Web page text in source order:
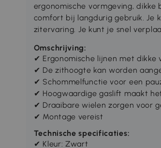
ergonomische vormgeving,
comfort bij langdurig gebruik. Je
zitervaring. Je kunt je snel
Omschrijving:
✔ Ergonomische lijnen met
✔ De zithoogte kan worden
✔ Schommelfunctie voor een
✔ Hoogwaardige gaslift maakt
✔ Draaibare wielen zorgen voor
✔ Montage vereist
Technische specificaties:
✔ Kleur: Zwart